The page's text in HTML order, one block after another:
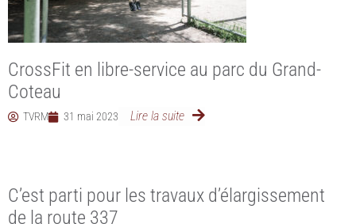
CrossFit en libre-service au parc du Grand-
Coteau
TVRM 31 mai 2023 Lire la suite
C’est parti pour les travaux d’élargissement
de la route 337